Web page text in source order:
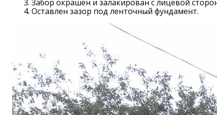
Забор окрашен и залакирован с лицевой
Оставлен зазор под ленточный фундамент.